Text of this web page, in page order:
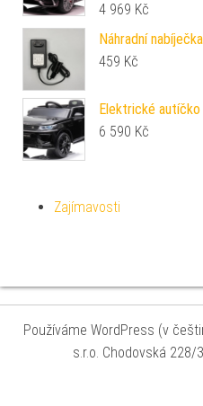
4 969 Kč
Náhradní
459 Kč
Elektrické
6 590 Kč
Zajímavosti
Používáme WordPress (v
s.r.o. Chodovská 228/